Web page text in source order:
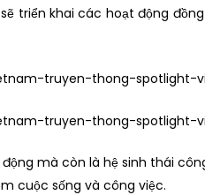
triển khai các hoạt động
mà còn là hệ sinh thái
cuộc sống và công việc.